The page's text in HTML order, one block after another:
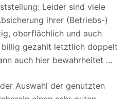
Leider sind viele
ihrer (Betriebs-)
oberflächlich und auch
billig gezahlt letztlich doppelt
auch hier bewahrheitet …
Auswahl der genutzten